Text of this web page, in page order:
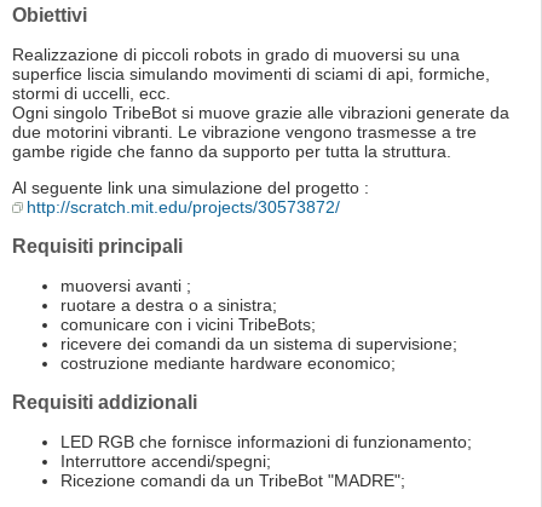
Obiettivi
Realizzazione di piccoli robots in grado di muoversi su una
superfice liscia simulando movimenti di sciami di api, formiche,
stormi di uccelli, ecc.
Ogni singolo TribeBot si muove grazie alle vibrazioni generate da
due motorini vibranti. Le vibrazione vengono trasmesse a tre
gambe rigide che fanno da supporto per tutta la struttura.
Al seguente link una simulazione del progetto :
http://scratch.mit.edu/projects/30573872/
Requisiti principali
muoversi avanti ;
ruotare a destra o a sinistra;
comunicare con i vicini TribeBots;
ricevere dei comandi da un sistema di supervisione;
costruzione mediante hardware economico;
Requisiti addizionali
LED RGB che fornisce informazioni di funzionamento;
Interruttore accendi/spegni;
Ricezione comandi da un TribeBot "MADRE";